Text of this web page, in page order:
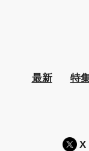
最新 特
X